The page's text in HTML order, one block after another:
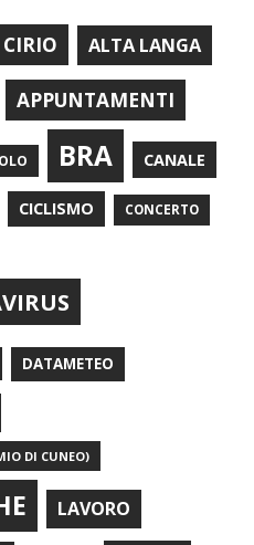
ALTA LANGA
APPUNTAMENTI
BRA CANALE
CICLISMO CONCERTO
DATAMETEO
DI CUNEO)
LAVORO